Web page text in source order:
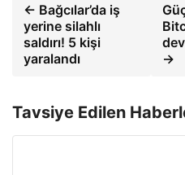
← Bağcılar’da iş
yerine silahlı
saldırı! 5 kişi
yaralandı
→
Tavsiye Edilen